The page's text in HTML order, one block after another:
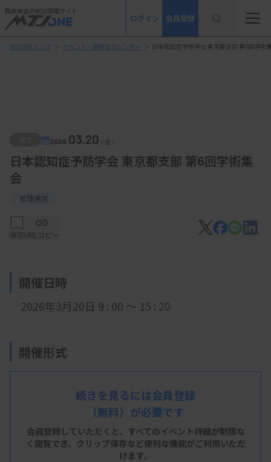
臨床検査の総合情報サイト
ログイン 会員登録
MTJONEトップ ＞ イベント・研修会カレンダー ＞ 日本認知症予防学会 東京都支部 第6回学術
2026. 03.20（金）
日本認知症予防学会 東京都支部 第6回学術集
会
管理運営
保存URLコピー
開催日時
2026年3月20日 9 : 00 ～ 15 : 20
開催形式
現地開催＋LIVE配信
東京慈恵会医科大学 西新橋キャンパス1号館講堂
続きを見るには会員登録
（無料）が必要です
会員登録していただくと、すべてのイベント詳細が制限な
く閲覧でき、 クリップ保存など便利な機能がご利用いただ
けます。